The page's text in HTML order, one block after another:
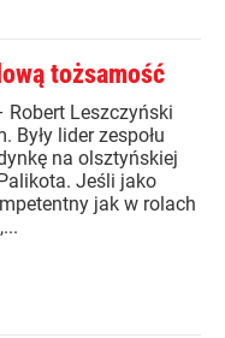
tożsamość
Leszczyński
Były lider zespołu
na olsztyńskiej
Jeśli jako
jak w rolach